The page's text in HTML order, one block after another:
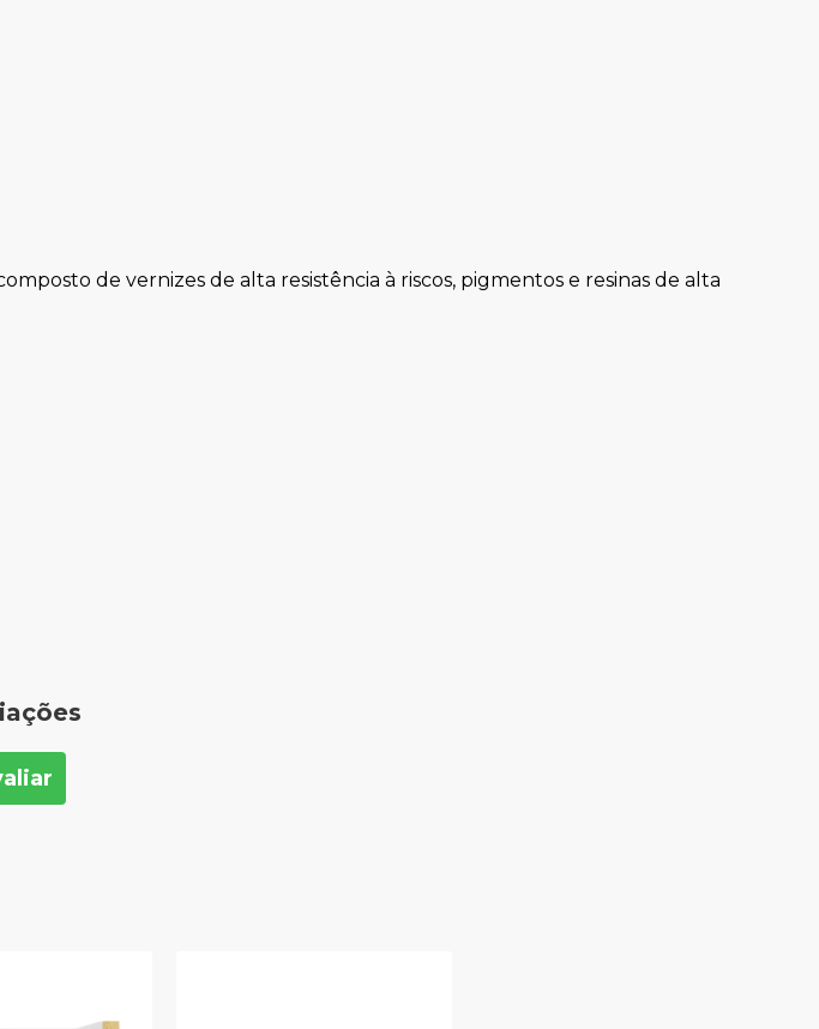
de vernizes de alta resistência à riscos, pigmentos e resinas de alta